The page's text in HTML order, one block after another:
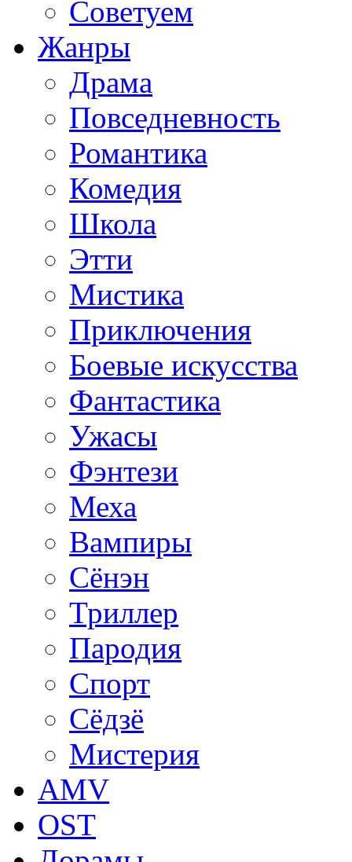
Советуем
Жанры
Драма
Повседневность
Романтика
Комедия
Школа
Этти
Мистика
Приключения
Боевые искусства
Фантастика
Ужасы
Фэнтези
Меха
Вампиры
Сёнэн
Триллер
Пародия
Спорт
Сёдзё
Мистерия
AMV
OST